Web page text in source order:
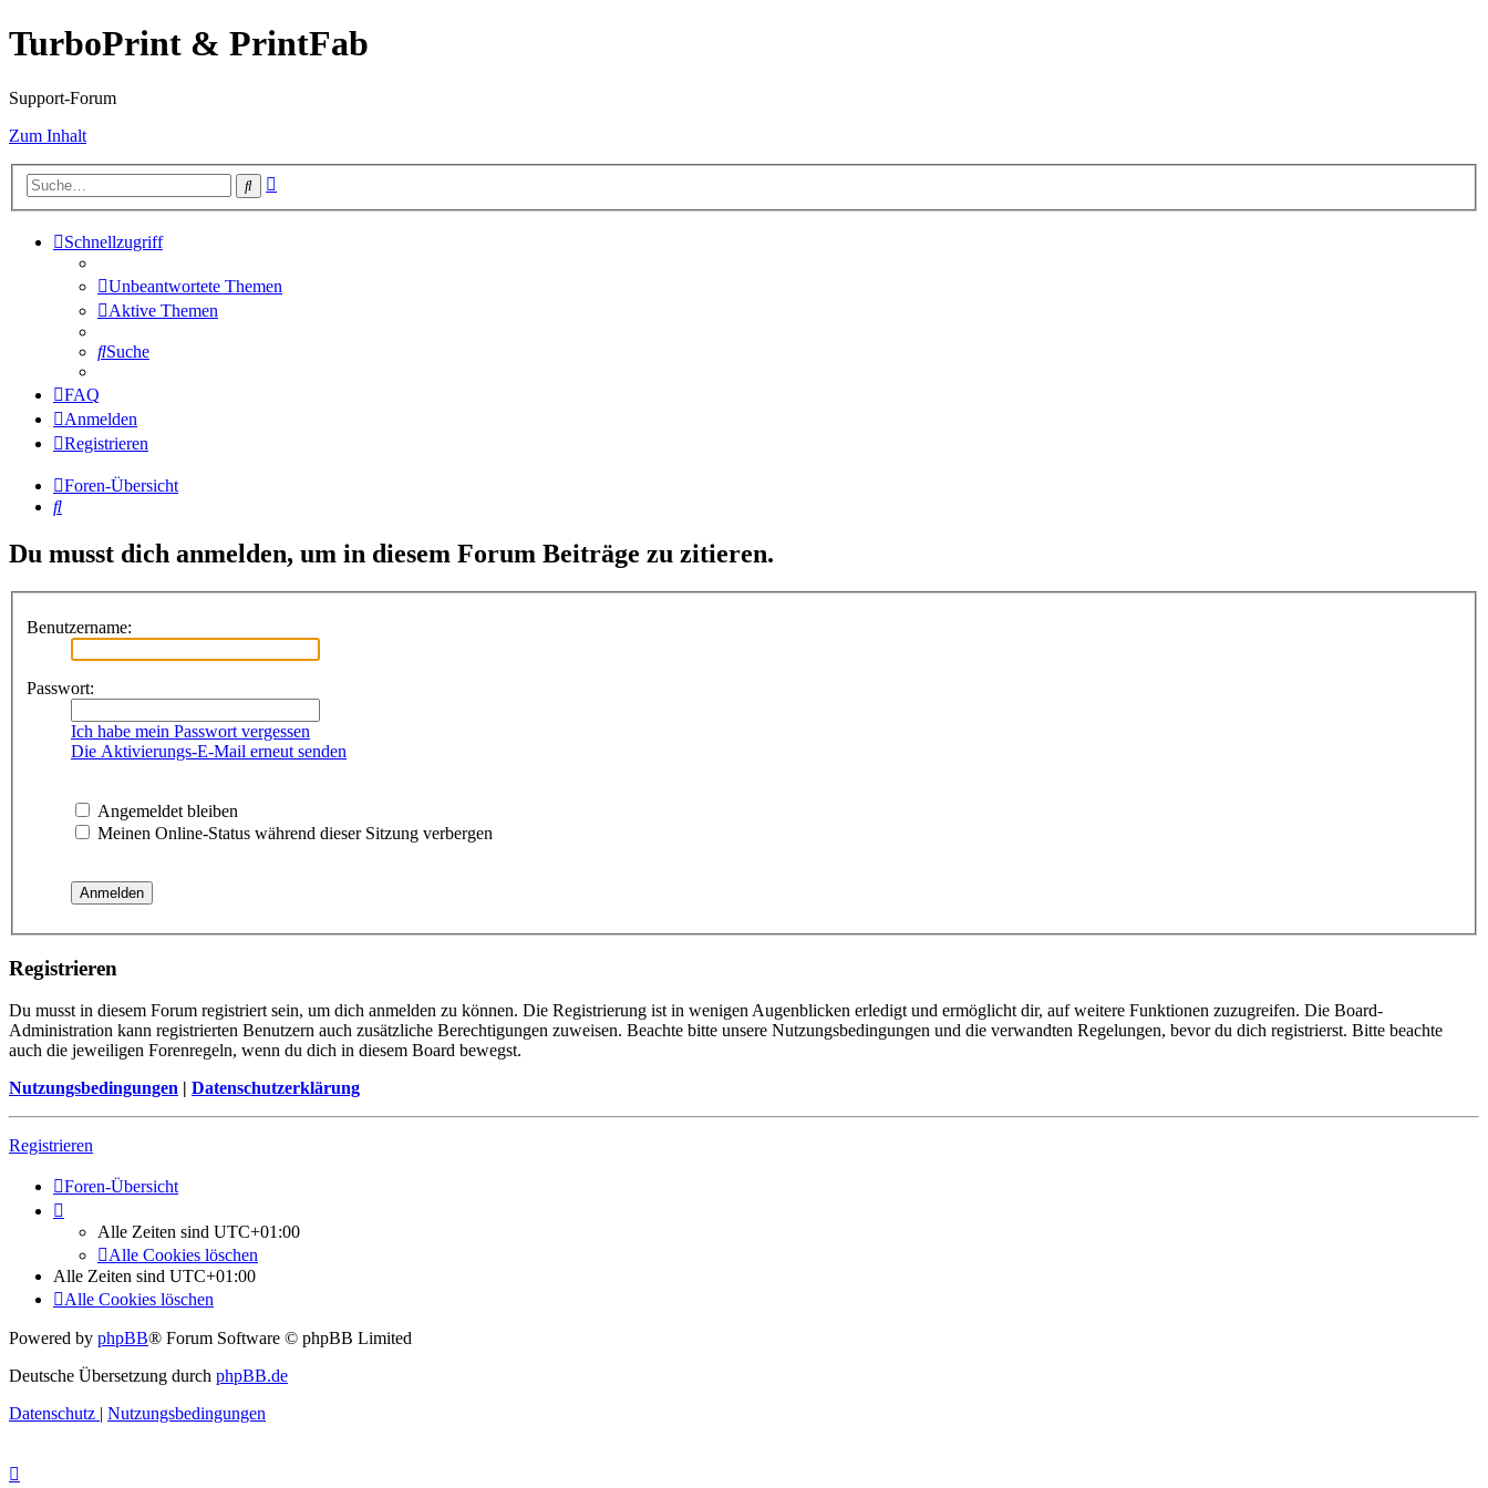
TurboPrint & PrintFab
Support-Forum
Zum Inhalt
Suche
Schnellzugriff
Unbeantwortete Themen
Aktive Themen
Suche
FAQ
Anmelden
Registrieren
Foren-Übersicht
Suche
Du musst dich anmelden, um in diesem Forum Beiträge zu zitieren.
Benutzername:
Passwort:
Ich habe mein Passwort vergessen
Die Aktivierungs-E-Mail erneut senden
Angemeldet bleiben
Meinen Online-Status während dieser Sitzung verbergen
Registrieren
Du musst in diesem Forum registriert sein, um dich anmelden zu können. Die Registrierung ist in wenigen Augenblicken erledigt und ermöglicht dir, auf weitere Funktionen zuzugreifen. Die Board-
Administration kann registrierten Benutzern auch zusätzliche Berechtigungen zuweisen. Beachte bitte unsere Nutzungsbedingungen und die verwandten Regelungen, bevor du dich registrierst. Bitte beachte
auch die jeweiligen Forenregeln, wenn du dich in diesem Board bewegst.
Nutzungsbedingungen | Datenschutzerklärung
Registrieren
Foren-Übersicht
Alle Zeiten sind UTC+01:00
Alle Cookies löschen
Alle Zeiten sind UTC+01:00
Alle Cookies löschen
Powered by phpBB® Forum Software © phpBB Limited
Deutsche Übersetzung durch phpBB.de
Datenschutz | Nutzungsbedingungen